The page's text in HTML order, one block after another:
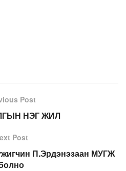
Post
НЭГ ЖИЛ
Post
П.Эрдэнэзаан МУГЖ